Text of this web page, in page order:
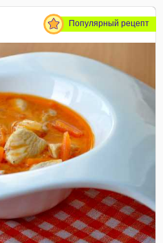
Популярный рецепт